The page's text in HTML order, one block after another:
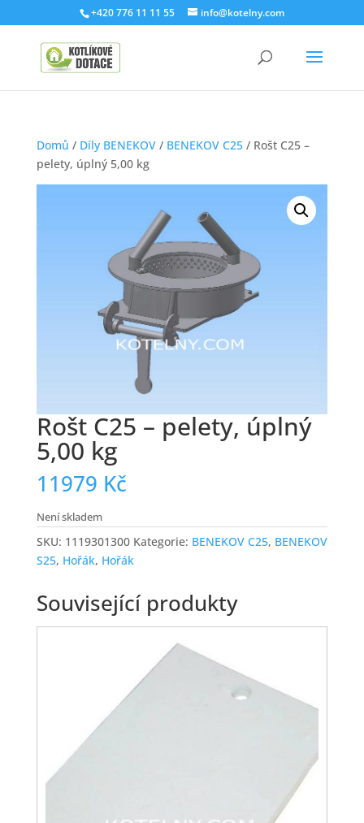
+420 776 11 11 55 info@kotelny.com
Domů / Díly BENEKOV/ BENEKOV C25/ Rošt C25 –
pelety, úplný 5,00 kg
Rošt C25 – pelety, úplný
5,00 kg
11979 Kč
Není skladem
SKU: 1119301300 Kategorie: BENEKOV C25, BENEKOV
S25, Hořák, Hořák
Související produkty